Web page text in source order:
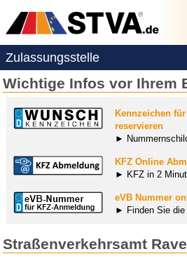
Zulassungsstelle
Wichtige Infos vor Ihrem
Kennzeichen
reservieren
►
KFZ Online
► KFZ in 2
eVB Nummer
► Finden Sie die
Straßenverkehrsamt